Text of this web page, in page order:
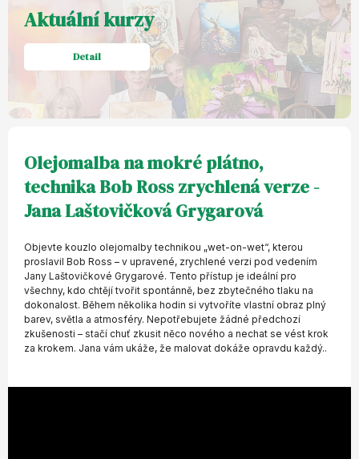
Aktuální kurzy
Detail
Olejomalba na mokré plátno,
technika Bob Ross zrychlená verze -
Jana Laštovičková Grygarová
Objevte kouzlo olejomalby technikou „wet-on-wet“, kterou
proslavil Bob Ross – v upravené, zrychlené verzi pod vedením
Jany Laštovičkové Grygarové. Tento přístup je ideální pro
všechny, kdo chtějí tvořit spontánně, bez zbytečného tlaku na
dokonalost. Během několika hodin si vytvoříte vlastní obraz plný
barev, světla a atmosféry. Nepotřebujete žádné předchozí
zkušenosti – stačí chuť zkusit něco nového a nechat se vést krok
za krokem. Jana vám ukáže, že malovat dokáže opravdu každý..